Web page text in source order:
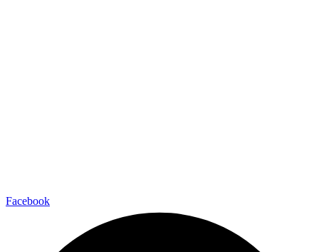
Facebook